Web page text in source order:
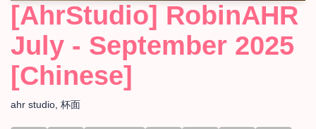
[AhrStudio] RobinAHR
July - September 2025
[Chinese]
ahr studio 杯面